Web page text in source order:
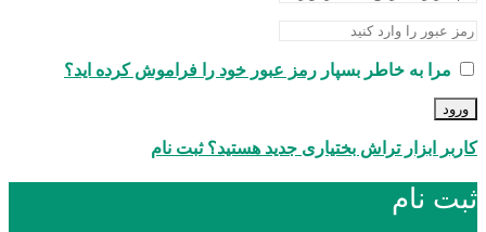
مرا به خاطر بسپار رمز عبور خود را فراموش کرده اید؟
ورود
کاربر ابزار تراش بختیاری جدید هستید؟ ثبت نام
ثبت نام